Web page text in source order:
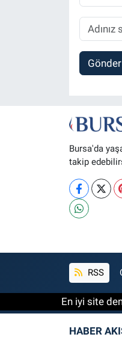
Gönder
Bursa'da
takip
RSS
En iyi site
HABER